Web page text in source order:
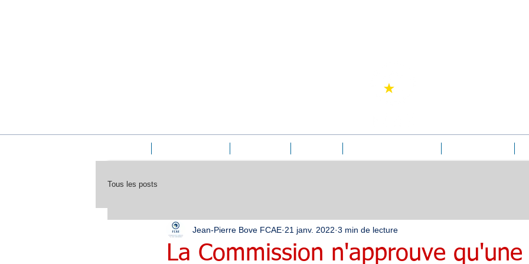
Tous les posts
La Commission n'approuve
Jean-Pierre Bove FCAE 21 janv. 2022 3 min de lecture